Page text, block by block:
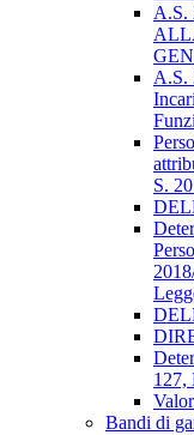
A.S.
A.S.
S.
127,
Bandi di